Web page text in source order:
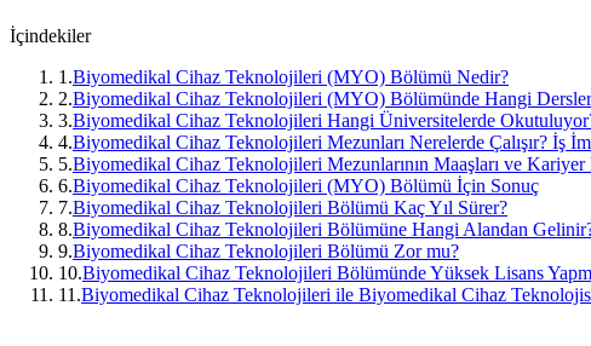
İçindekiler
1 .Biyomedikal Cihaz Teknolojileri (MYO) Bölümü Nedir?
2.Biyomedikal Cihaz Teknolojileri (MYO) Bölümünde Hangi
3.Biyomedikal Cihaz Teknolojileri Hangi Üniversitelerde Okutuluyor?
4.Biyomedikal Cihaz Teknolojileri Mezunları Nerelerde Çalışır? İş
5.Biyomedikal Cihaz Teknolojileri Mezunlarının Maaşları ve Kariyer
6.Biyomedikal Cihaz Teknolojileri (MYO) Bölümü İçin Sonuç
7.Biyomedikal Cihaz Teknolojileri Bölümü Kaç Yıl Sürer?
8.Biyomedikal Cihaz Teknolojileri Bölümüne Hangi Alandan
9.Biyomedikal Cihaz Teknolojileri Bölümü Zor mu?
10.Biyomedikal Cihaz Teknolojileri Bölümünde Yüksek Lisans
11 .Biyomedikal Cihaz Teknolojileri ile Biyomedikal Cihaz